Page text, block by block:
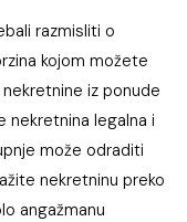
razmisliti o
kojom možete
iz ponude
nekretnina legalna i
može odraditi
nekretninu preko
angažmanu